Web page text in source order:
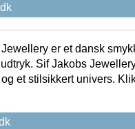
er et dansk
Sif Jakobs
et stilsikkert univers.